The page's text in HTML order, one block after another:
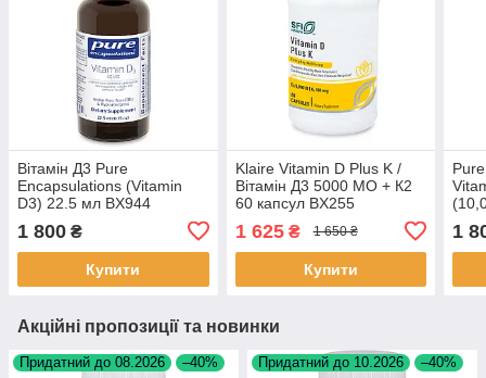
Вітамін Д3 Pure
Encapsulations (Vitamin
D3) 22.5 мл BX944
1 800 ₴
Купити
Klaire Vitamin D Plus K /
Вітамін Д3 5000 МО + К2
60 капсул BX255
1 625₴ 1 650 ₴
Купити
1
Акційні пропозиції та новинки
Придатний до 08.2026 –40% Придатний до 10.2026 –40%